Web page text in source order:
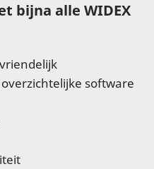
bijna alle WIDEX
software